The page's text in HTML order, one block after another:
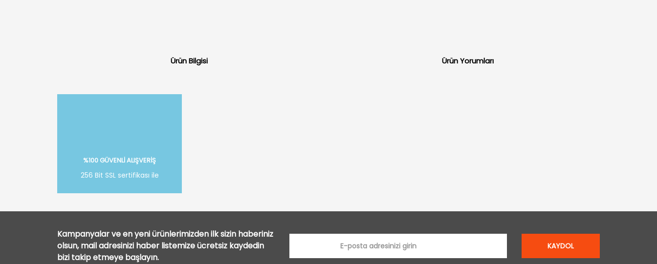
Ürün Bilgisi Ürün Yorumları
%100 GÜVENLİ ALIŞVERİŞ
256 Bit SSL sertifikası ile
Kampanyalar ve en yeni ürünlerimizden ilk sizin haberiniz
olsun, mail adresinizi haber listemize ücretsiz kaydedin
bizi takip etmeye başlayın.
KAYDOL